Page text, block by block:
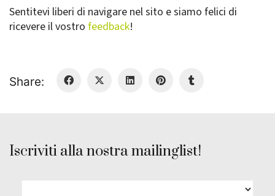
Sentitevi liberi di navigare nel sito e siamo felici di
ricevere il vostro feedback!
Share:
Iscriviti alla nostra mailinglist!